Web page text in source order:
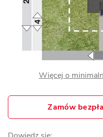
Więcej o
Zamów